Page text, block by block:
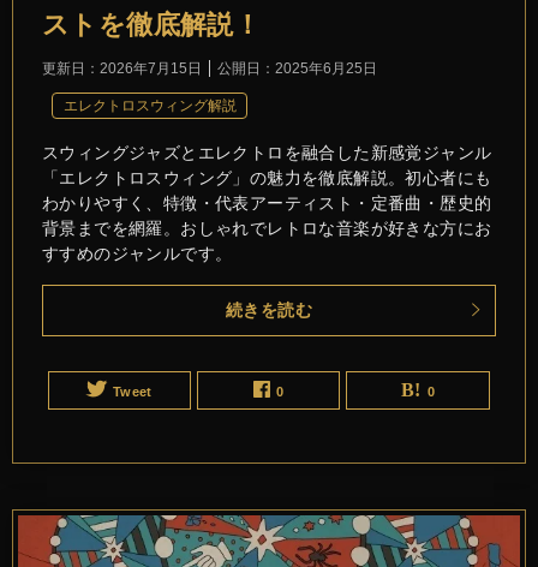
ストを徹底解説！
更新日： 2026年7月15日 公開日： 2025年6月25日
エレクトロスウィング解説
スウィングジャズとエレクトロを融合した新感覚ジャンル
「エレクトロスウィング」の魅力を徹底解説。初心者にも
わかりやすく、特徴・代表アーティスト・定番曲・歴史的
背景までを網羅。おしゃれでレトロな音楽が好きな方にお
すすめのジャンルです。
続きを読む
Tweet 0 0